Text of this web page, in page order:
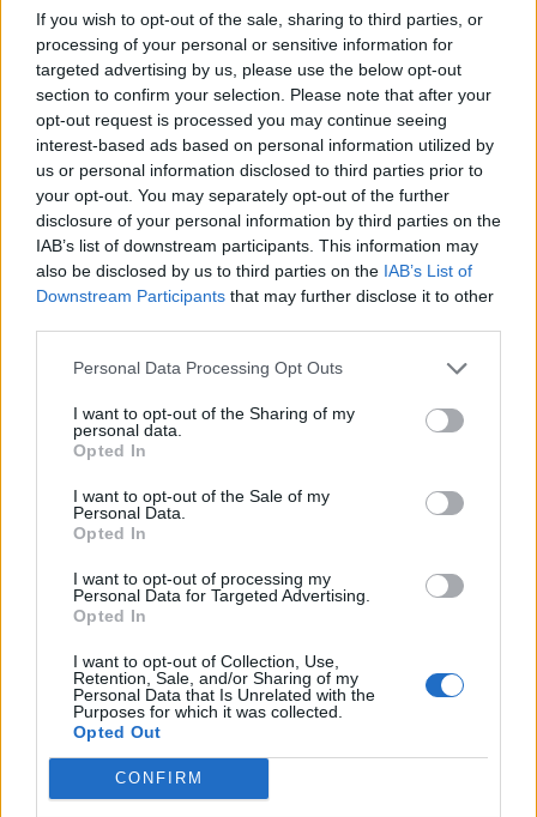
If you wish to opt-out of the sale, sharing to third parties, or
processing of your personal or sensitive information for
targeted advertising by us, please use the below opt-out
section to confirm your selection. Please note that after your
opt-out request is processed you may continue seeing
interest-based ads based on personal information utilized by
us or personal information disclosed to third parties prior to
your opt-out. You may separately opt-out of the further
disclosure of your personal information by third parties on the
IAB’s list of downstream participants. This information may
also be disclosed by us to third parties on the IAB’s List of
Downstream Participants that may further disclose it to other
Personal Data Processing Opt Outs
I want to opt-out of the Sharing of my
personal data.
Opted In
I want to opt-out of the Sale of my
Personal Data.
Opted In
I want to opt-out of processing my
Personal Data for Targeted Advertising.
Opted In
I want to opt-out of Collection, Use,
Retention, Sale, and/or Sharing of my
Personal Data that Is Unrelated with the
Purposes for which it was collected.
Opted Out
CONFIRM
3 Αυγούστου 2026
Συντονισμένες δράσεις, κοινός στόχος: Ασφαλέστερες
μετακινήσεις για όλους
30 Ιουλίου 2026
ENDLESS EC: Δυναμική Ανάπτυξη με επίκεντρο τη
Βιωσιμότητα
30 Ιουλίου 2026
Συνεργασία της ΦΩΤΟΚΥΚΛΩΣΗ Α.Ε. με τον Δήμο
29 Ιουλίου 2026
Περιφέρεια Αττικής: Υπεγράφη η σύμβαση κατασκευής
του εσωτερικού δικτύου αποχέτευσης Παιανίας
29 Ιουλίου 2026
Newsletter Citygen.gr
Λάβετε όλα τα τελευταία νέα από τον χώρο της Πολιτικής
Προστασίας, του ESG, του Green Business και των ΟΤΑ
Συμφωνώ με την Πολιτική Δεδομένων
About Us